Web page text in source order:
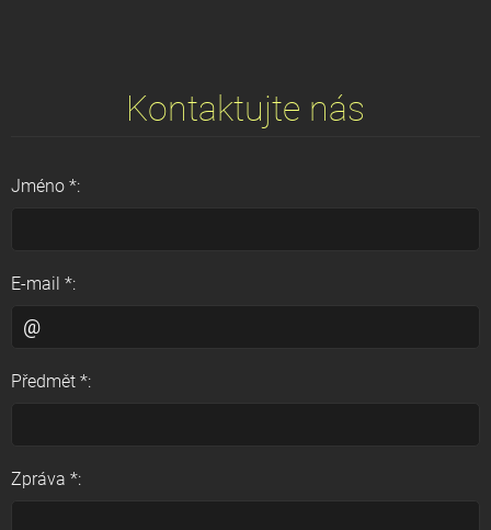
Kontaktujte nás
Jméno *:
E-mail *:
Předmět *:
Zpráva *: